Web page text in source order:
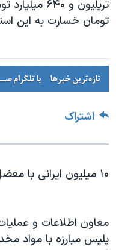
تومان خسارت به این
اشتراک
۱۰ میلیون ایرانی با معضل اعتیاد درگیرند
معاون اطلاعات و
پلیس مبارزه با مواد